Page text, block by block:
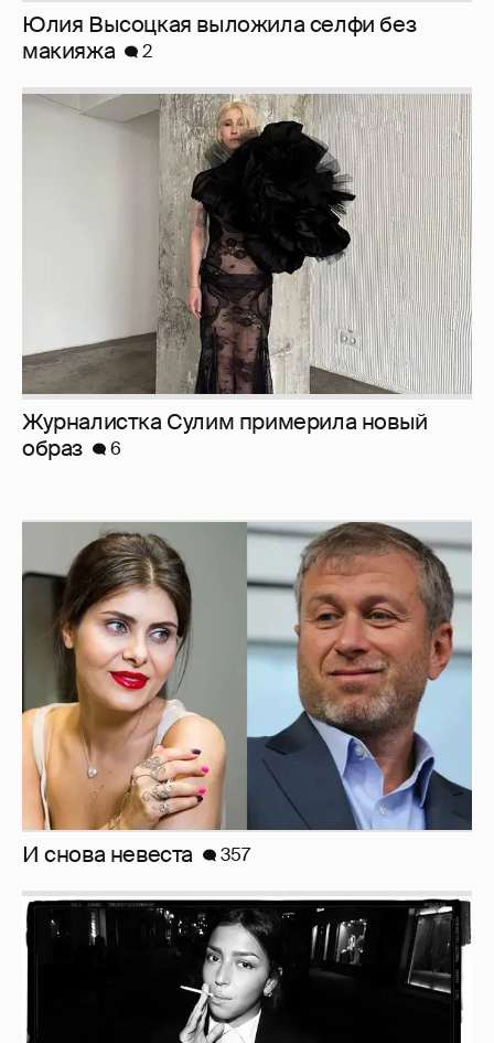
Юлия Высоцкая выложила селфи без
макияжа
2
Журналистка Сулим примерила новый
образ
6
И снова невеста 357